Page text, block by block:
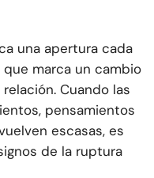
una apertura cada
marca un cambio
Cuando las
pensamientos
escasas, es
de la ruptura